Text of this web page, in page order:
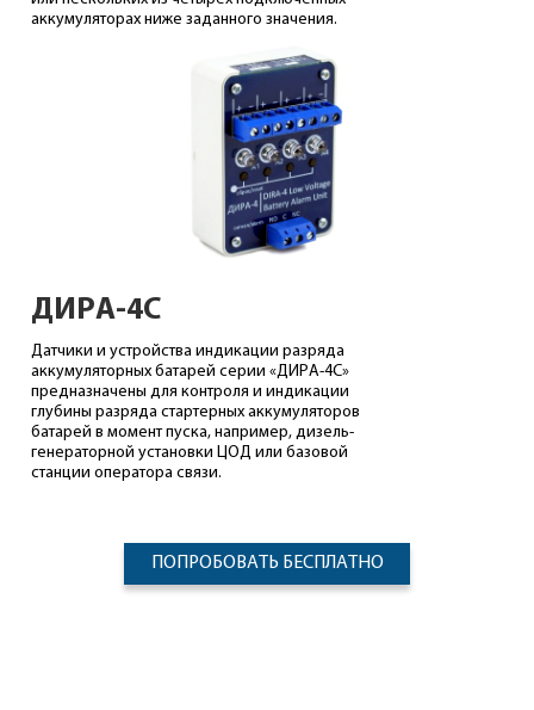
аккумуляторах ниже заданного значения.
ДИРА-4С
Датчики и устройства индикации разряда
аккумуляторных батарей серии «ДИРА-4С»
предназначены для контроля и индикации
глубины разряда стартерных аккумуляторов
батарей в момент пуска, например, дизель-
генераторной установки ЦОД или базовой
станции оператора связи.
ПОПРОБОВАТЬ БЕСПЛАТНО